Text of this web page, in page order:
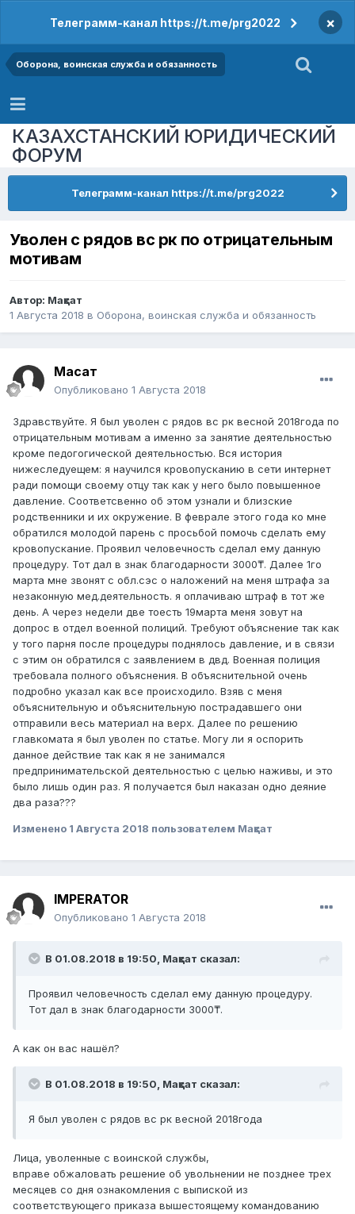
Телеграмм-канал https://t.me/prg2022 ×
Оборона, воинская служба и обязанность
КАЗАХСТАНСКИЙ ЮРИДИЧЕСКИЙ
ФОРУМ
Телеграмм-канал https://t.me/prg2022
Уволен с рядов вс рк по отрицательным
мотивам
Автор: Мақсат
1 Августа 2018 в Оборона, воинская служба и обязанность
Мақсат
Опубликовано 1 Августа 2018
Здравствуйте. Я был уволен с рядов вс рк весной 2018года по
отрицательным мотивам а именно за занятие деятельностью
кроме педогогической деятельностью. Вся история
нижеследуещем: я научился кровопусканию в сети интернет
ради помощи своему отцу так как у него было повышенное
давление. Соответсвенно об этом узнали и близские
родственники и их окружение. В феврале этого года ко мне
обратился молодой парень с просьбой помочь сделать ему
кровопускание. Проявил человечность сделал ему данную
процедуру. Тот дал в знак благодарности 3000₸. Далее 1го
марта мне звонят с обл.сэс о наложений на меня штрафа за
незаконную мед.деятельность. я оплачиваю штраф в тот же
день. А через недели две тоесть 19марта меня зовут на
допрос в отдел военной полиций. Требуют объяснение так как
у того парня после процедуры поднялось давление, и в связи
с этим он обратился с заявлением в двд. Военная полиция
требовала полного объяснения. В объяснительной очень
подробно указал как все происходило. Взяв с меня
объяснительную и объяснительную пострадавшего они
отправили весь материал на верх. Далее по решению
главкомата я был уволен по статье. Могу ли я оспорить
данное действие так как я не занимался
предпринимательской деятельностью с целью наживы, и это
было лишь один раз. Я получается был наказан одно деяние
два раза???
Изменено 1 Августа 2018 пользователем Мақсат
IMPERATOR
Опубликовано 1 Августа 2018
В 01.08.2018 в 19:50, Мақсат сказал:
Проявил человечность сделал ему данную процедуру.
Тотдал в знак благодарности 3000₸.
А как он вас нашёл?
В 01.08.2018 в 19:50, Мақсат сказал:
Я был уволен с рядов вс рк весной 2018года
Лица, уволенные с воинской службы,
вправе обжаловать решение об увольнении не позднее трех
месяцев со дня ознакомления с выпиской из
соответствующего приказа вышестоящему командованию